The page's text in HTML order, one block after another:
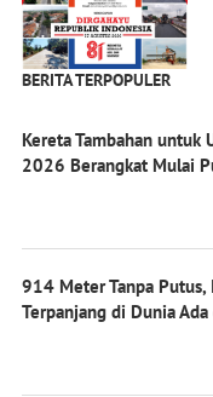
BERITA TERPOPULER
Kereta Tambahan untuk
2026 Berangkat Mulai
914 Meter Tanpa Putus,
Terpanjang di Dunia